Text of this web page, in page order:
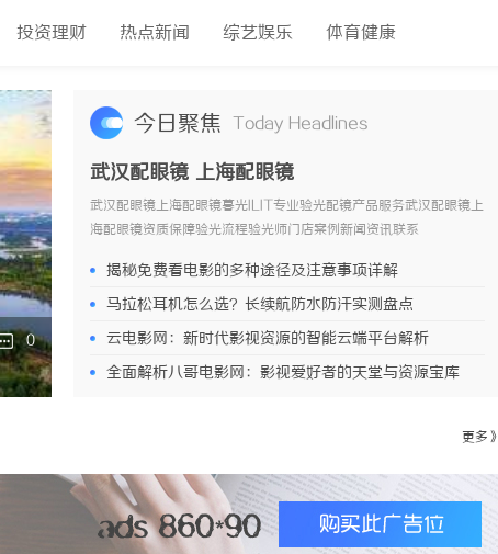
投资理财 热点新闻 综艺娱乐 体育健康
0
今日聚焦 Today Headlines
武汉配眼镜 上海配眼镜
武汉配眼镜上海配眼镜暮光ILIT专业验光配镜产品服务武汉配眼镜上
海配眼镜资质保障验光流程验光师门店案例新闻资讯联系
眼镜是专业验光配镜的写字楼眼镜店直营品牌，现于武汉与上海设有
4家门店。以完整验光、正品镜片、透明价格和直营售后为基础，全
场镜片40%-60%优惠，兼顾高专业度与高性价比...
[详情]
揭秘免费看电影的多种途径及注意事项详解
马拉松耳机怎么选？长续航防水防汗实测盘点
云电影网：新时代影视资源的智能云端平台解析
全面解析八哥电影网：影视爱好者的天堂与资源宝库
07
08-07
辨证方对症，身体找回津液
2026-08-06
更多》